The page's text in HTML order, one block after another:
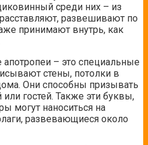
среди них – из
развешивают по
принимают внутрь, как
– это специальные
стены, потолки в
Они способны призывать
гостей. Также эти буквы,
могут наноситься на
развевающиеся около